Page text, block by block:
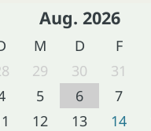
Aug. 2026
M D F
29 30 31
5 6 7
12 13 14